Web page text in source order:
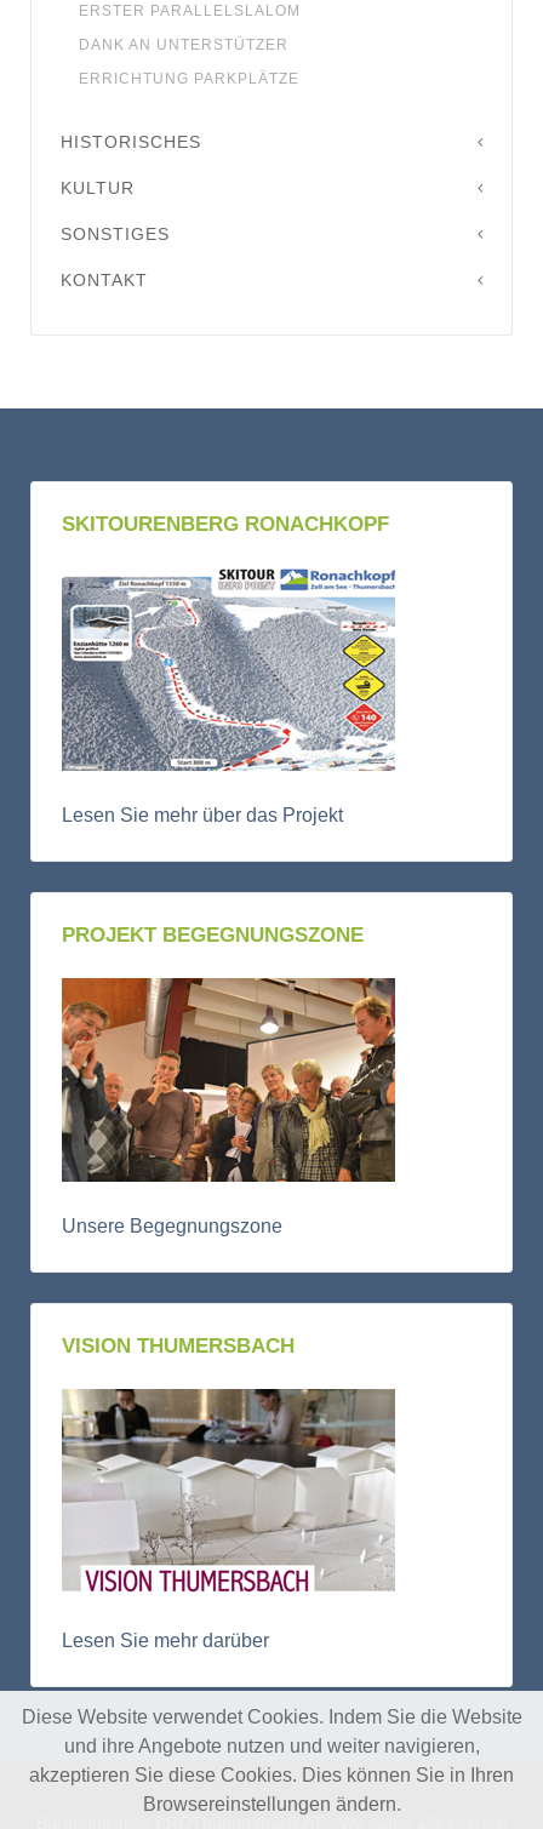
ERSTER PARALLELSLALOM
DANK AN UNTERSTÜTZER
ERRICHTUNG PARKPLÄTZE
HISTORISCHES
KULTUR
SONSTIGES
KONTAKT
SKITOURENBERG RONACHKOPF
Lesen Sie mehr über das Projekt
PROJEKT BEGEGNUNGSZONE
Unsere Begegnungszone
VISION THUMERSBACH
Lesen Sie mehr darüber
Diese Website verwendet Cookies. Indem Sie die Website
und ihre Angebote nutzen und weiter navigieren,
akzeptieren Sie diese Cookies. Dies können Sie in Ihren
Browsereinstellungen ändern.